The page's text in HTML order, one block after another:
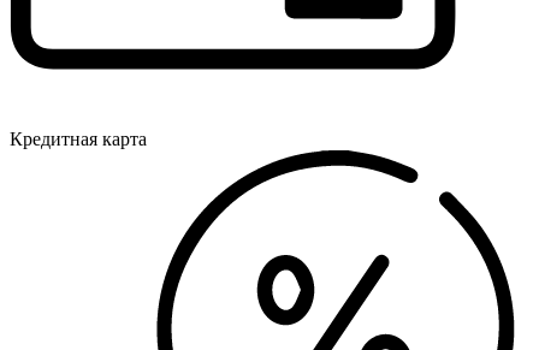
Кредитная карта